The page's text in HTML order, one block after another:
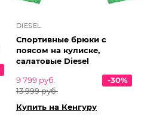
DIESEL
Спортивные брюки с
поясом на кулиске,
салатовые Diesel
9 799 руб.
13 999 руб.
-30%
Купить на Кенгуру